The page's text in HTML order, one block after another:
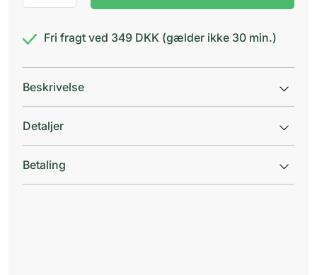
Foot
antal Fri fragt ved 349 DKK (gælder ikke 30 min.)
Beskrivelse
Detaljer
Betaling